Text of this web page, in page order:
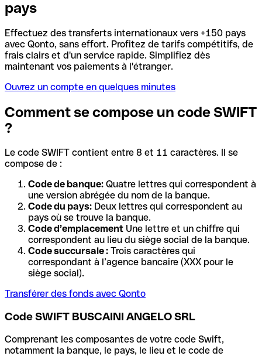
pays
Effectuez des transferts internationaux vers +150 pays
avec Qonto, sans effort. Profitez de tarifs compétitifs, de
frais clairs et d'un service rapide. Simplifiez dès
maintenant vos paiements à l'étranger.
Ouvrez un compte en quelques minutes
Comment se compose un code SWIFT
?
Le code SWIFT contient entre 8 et 11 caractères. Il se
compose de :
Code de banque: Quatre lettres qui correspondent à
une version abrégée du nom de la banque.
Code du pays: Deux lettres qui correspondent au
pays où se trouve la banque.
Code d’emplacement Une lettre et un chiffre qui
correspondent au lieu du siège social de la banque.
Code succursale : Trois caractères qui
correspondant à l’agence bancaire (XXX pour le
siège social).
Transférer des fonds avec Qonto
Code SWIFT BUSCAINI ANGELO SRL
Comprenant les composantes de votre code Swift,
notamment la banque, le pays, le lieu et le code de